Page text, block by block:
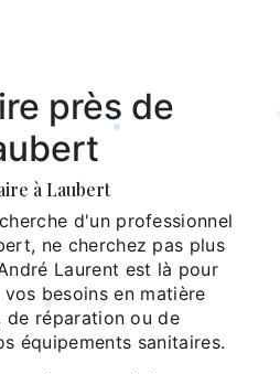
près de
à Laubert
d'un professionnel
ne cherchez pas plus
Laurent est là pour
besoins en matière
de réparation ou de
équipements sanitaires.